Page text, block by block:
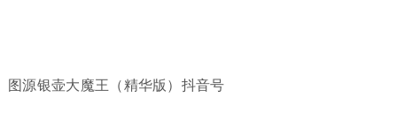
图源银壶大魔王（精华版）抖音号